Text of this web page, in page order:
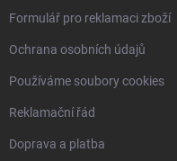
Formulář pro reklamaci zboží
Ochrana osobních údajů
Používáme soubory cookies
Reklamační řád
Doprava a platba